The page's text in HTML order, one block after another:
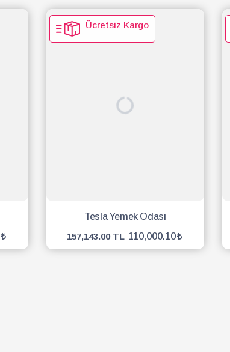
Ücretsiz Kargo
Tesla Yemek Odası
157,143.00 TL110,000.10